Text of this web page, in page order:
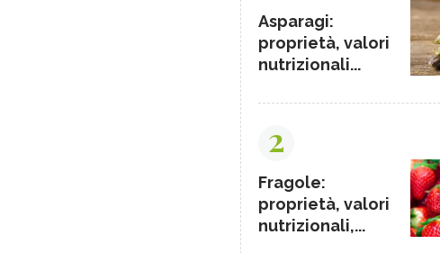
Asparagi:
proprietà, valori
nutrizionali...
2
Fragole:
proprietà, valori
nutrizionali,...